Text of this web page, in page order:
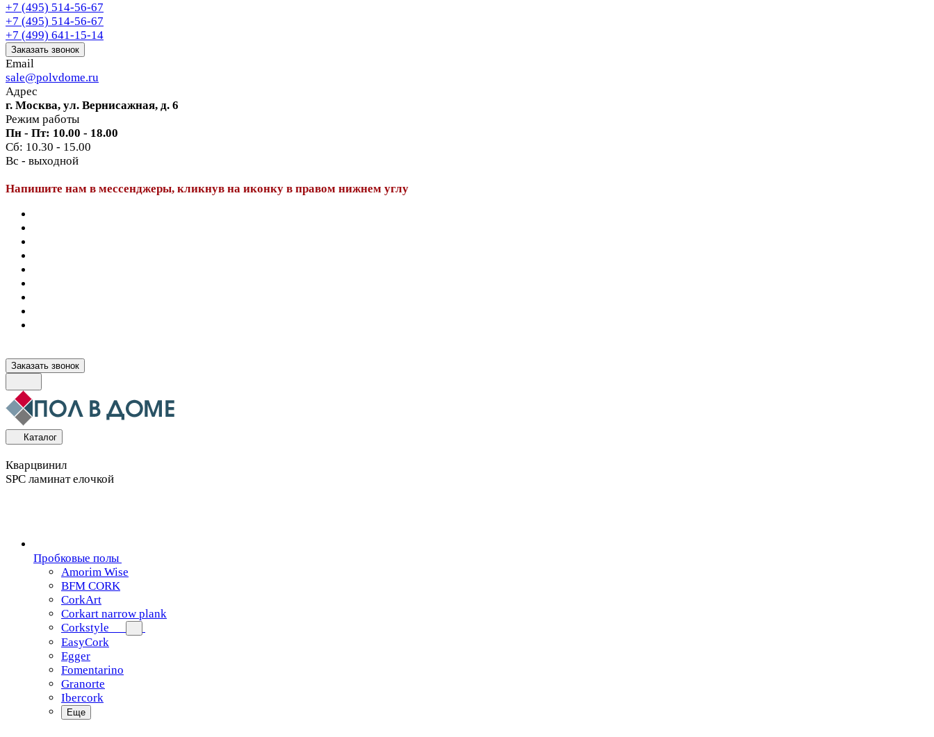
+7 (495) 514-56-67
+7 (495) 514-56-67
+7 (499) 641-15-14
Заказать звонок
Email
sale@polvdome.ru
Адрес
г. Москва, ул. Вернисажная, д. 6
Режим работы
Пн - Пт: 10.00 - 18.00
Сб: 10.30 - 15.00
Вс - выходной
Напишите нам в мессенджеры, кликнув на иконку в правом нижнем углу
Заказать звонок
Каталог
Кварцвинил
SPC ламинат елочкой
Пробковые полы
Amorim Wise
BFM CORK
CorkArt
Corkart narrow plank
Corkstyle
EasyCork
Egger
Fomentarino
Granorte
Ibercork
Еще